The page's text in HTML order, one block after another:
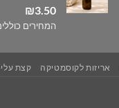
₪3.50
המחירים
אריזות לקוסמטיקה קצת